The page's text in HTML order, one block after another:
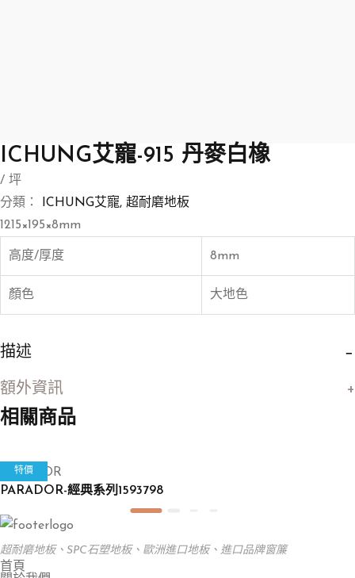
ICHUNG艾寵-915 丹麥白橡
/ 坪
分類：
ICHUNG艾寵, 超耐磨地板
1215×195×8mm
高度/厚度 8mm
顏色 大地色
描述
額外資訊
相關商品
特價
PARADOR
PARADOR-經典系列1593798
超耐磨地板、SPC石塑地板、歐洲進口地板、進口品牌窗簾
首頁